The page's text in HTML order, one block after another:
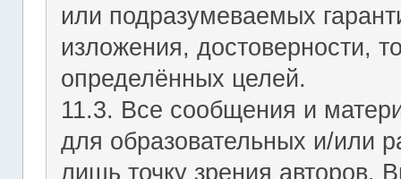
или подразумеваемых
изложения, достоверности,
определённых целей.
11.3. Все сообщения и
для образовательных и/или
лишь точку зрения авторов.